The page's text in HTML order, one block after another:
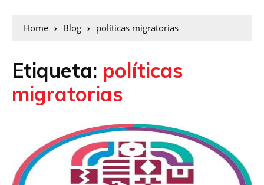
Home Blog políticas migratorias
Etiqueta: políticas
migratorias